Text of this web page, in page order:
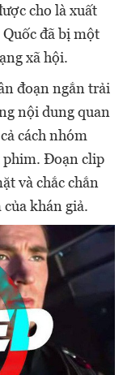
cho là xuất
đã bị một
xã hội.
đoạn ngắn trải
nội dung quan
cách nhóm
phim. Đoạn clip
và chắc chắn
khán giả.